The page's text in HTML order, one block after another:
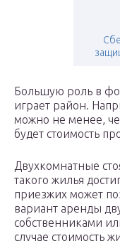
Большую роль в
играет район.
можно не менее,
будет стоимость
Двухкомнатные
такого жилья
приезжих может
вариант аренды
собственниками
случае стоимость